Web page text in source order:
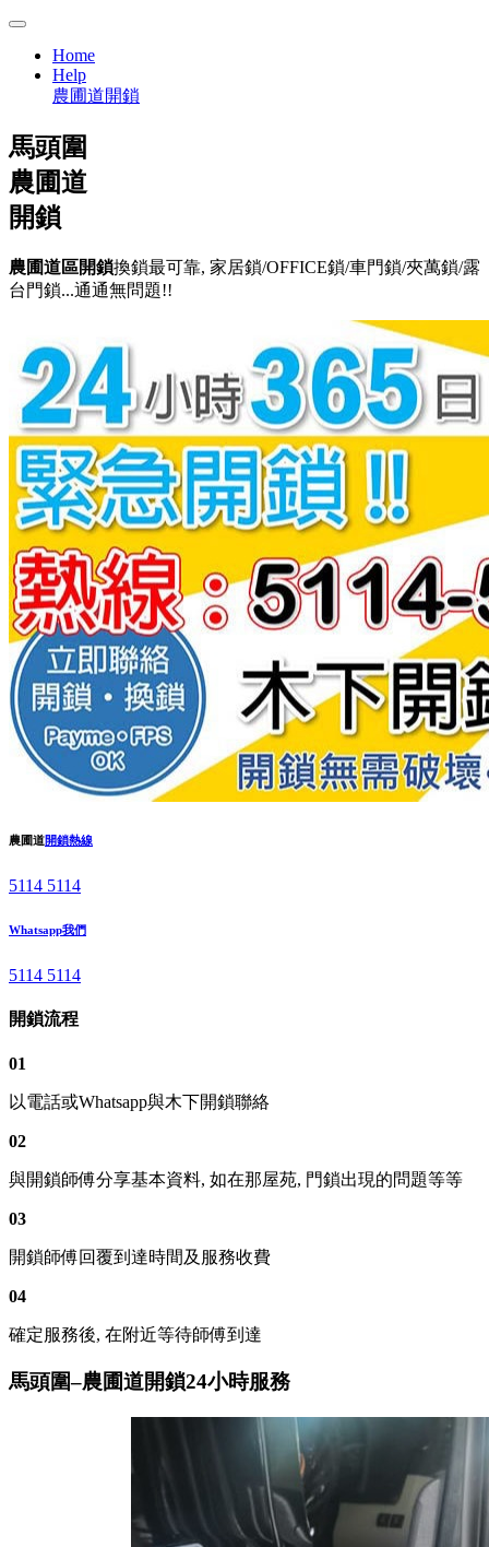
Home
Help
農圃道開鎖
馬頭圍
農圃道
開鎖
農圃道區開鎖換鎖最可靠, 家居鎖/OFFICE鎖/車門鎖/夾萬鎖/露
台門鎖...通通無問題!!
農圃道開鎖熱線
5114 5114
Whatsapp我們
5114 5114
開鎖流程
01
以電話或Whatsapp與木下開鎖聯絡
02
與開鎖師傅分享基本資料, 如在那屋苑, 門鎖出現的問題等等
03
開鎖師傅回覆到達時間及服務收費
04
確定服務後, 在附近等待師傅到達
馬頭圍–農圃道開鎖24小時服務